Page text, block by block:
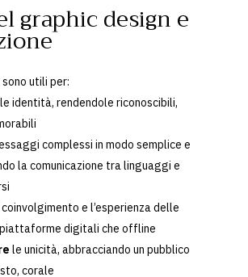
graphic design e
utili per:
le identità, rendendole riconoscibili,
complessi in modo semplice e
la comunicazione tra linguaggi e
e l’esperienza delle
piattaforme digitali che offline
le unicità, abbracciando un pubblico
corale